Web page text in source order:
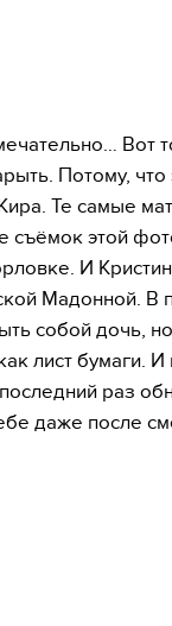
Вот
Потому,
Те самые
съёмок этой
И
Мадонной. В
собой дочь,
лист бумаги. И
раз
даже после